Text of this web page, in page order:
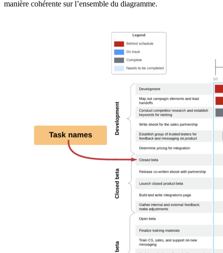
manière cohérente sur l’ensemble du diagramme.